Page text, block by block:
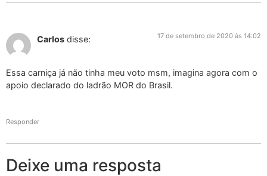
Carlos disse: 17 de setembro de 2020 às 14:02
Essa carniça já não tinha meu voto msm, imagina agora com o
apoio declarado do ladrão MOR do Brasil.
Responder
Deixe uma resposta